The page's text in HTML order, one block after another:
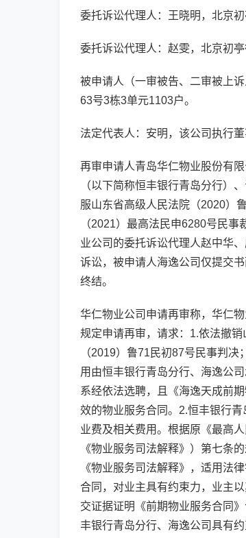
委托诉讼代理人：王晓明，北京初
委托诉讼代理人：赵雯，北京初亭
被申请人（一审被告、二审被上
63号3栋3单元1103户。
法定代表人：安明，该公司执行董
再审申请人青岛华仁物业股份有
（以下简称恒丰银行青岛分行）
服山东省高级人民法院（2020）
（2021）最高法民申6280号民
业公司的委托诉讼代理人赵中华
诉讼，被申请人海逸公司仅提交
终结。
华仁物业公司申请再审称，华仁
规定申请再审，请求：1.依法撤
（2019）鲁71民初87号民事判
用由恒丰银行青岛分行、海逸公
系经依法选聘，且《海逸天成前
效的物业服务合同。2.恒丰银行
业费及相关费用。根据原《最高
《物业服务司法解释》）第七条
《物业服务司法解释》，适用法
合同，对业主具有约束力，业主
交证据证明《前期物业服务合同
丰银行青岛分行、海逸公司具有